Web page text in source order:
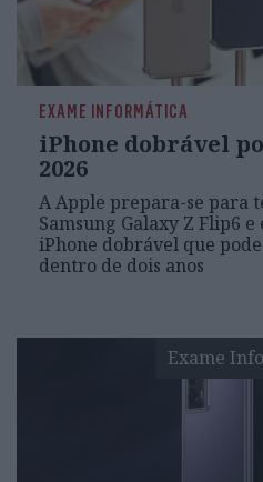
EXAME INFORMÁTICA
iPhone dobrável
2026
A Apple prepara-se para
Samsung Galaxy Z Flip6
iPhone dobrável que
dentro de dois anos
Exame